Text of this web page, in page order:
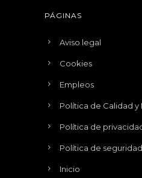
PÁGINAS
Aviso legal
Cookies
Empleos
Política de Calidad
Política de
Política de
Inicio